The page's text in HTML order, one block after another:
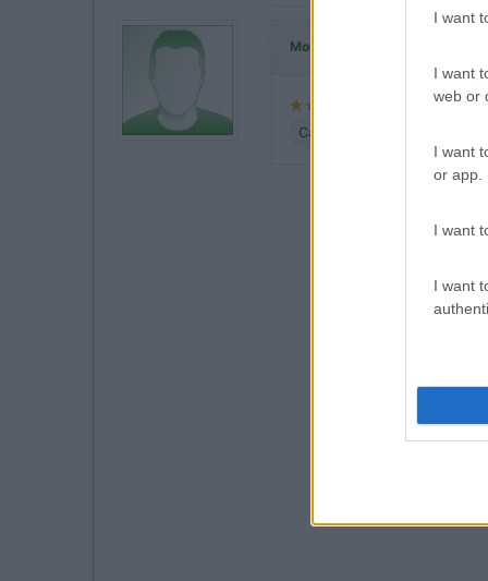
I want
I want
web or
I want
or app.
I want
I want
MonicaD8
Caratteristiche